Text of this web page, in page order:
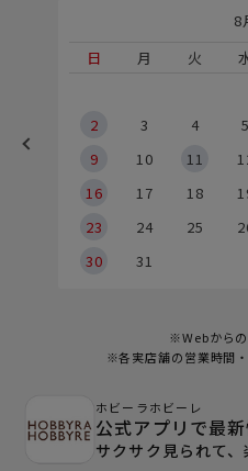
8
日
月 火
2
3 4 5
9
10 11
16
17 18
23
24 25
30
31
※Webから
※各実店舗の営業時間
ホビーラホビーレ
公式アプリで最
サクサク見られて